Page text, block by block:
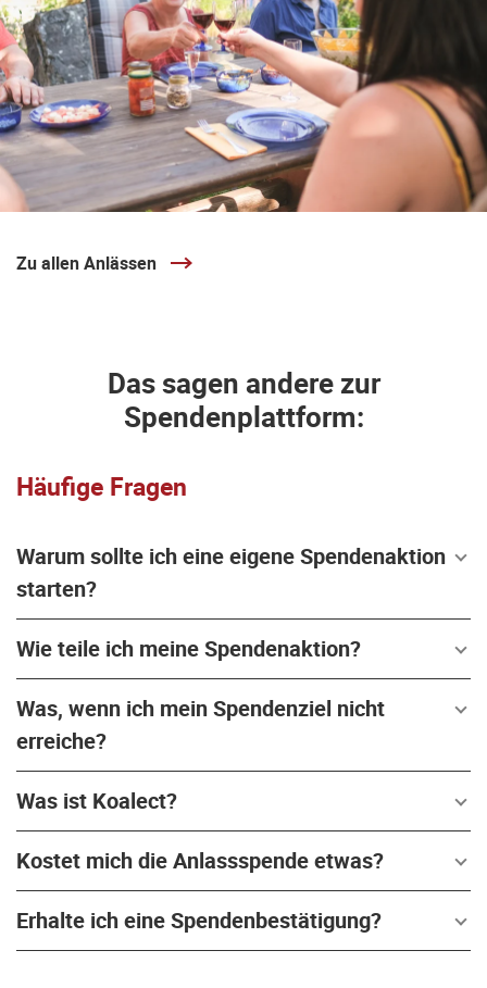
Zu allen Anlässen
Das sagen andere zur
Spendenplattform:
Häufige Fragen
Warum sollte ich eine eigene Spendenaktion
starten?
Wie teile ich meine Spendenaktion?
Was, wenn ich mein Spendenziel nicht
erreiche?
Was ist Koalect?
Kostet mich die Anlassspende etwas?
Erhalte ich eine Spendenbestätigung?